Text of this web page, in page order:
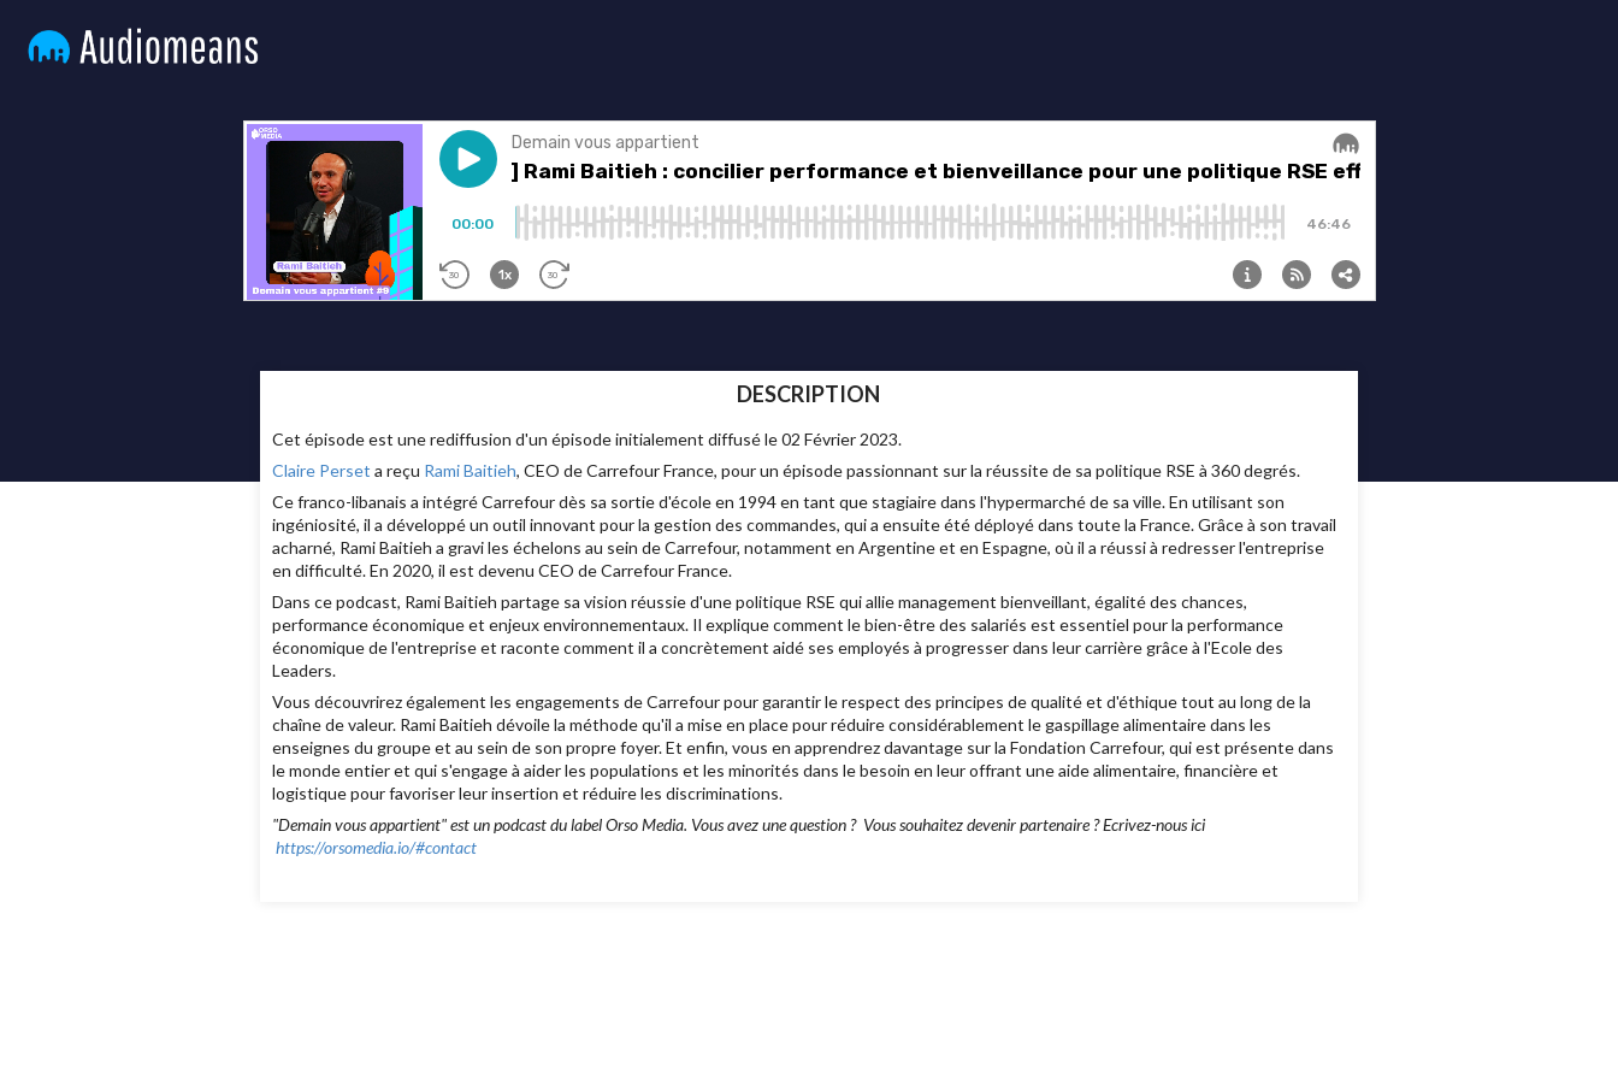
DESCRIPTION
Cet épisode est une rediffusion d'un épisode initialement diffusé le 02 Février 2023.
Claire Perset a reçu Rami Baitieh, CEO de Carrefour France, pour un épisode passionnant sur la réussite de sa politique RSE à 360 degrés.
Ce franco-libanais a intégré Carrefour dès sa sortie d'école en 1994 en tant que stagiaire dans l'hypermarché de sa ville. En utilisant son
ingéniosité, il a développé un outil innovant pour la gestion des commandes, qui a ensuite été déployé dans toute la France. Grâce à son travail
acharné, Rami Baitieh a gravi les échelons au sein de Carrefour, notamment en Argentine et en Espagne, où il a réussi à redresser l'entreprise
en difficulté. En 2020, il est devenu CEO de Carrefour France.
Dans ce podcast, Rami Baitieh partage sa vision réussie d'une politique RSE qui allie management bienveillant, égalité des chances,
performance économique et enjeux environnementaux. Il explique comment le bien-être des salariés est essentiel pour la performance
économique de l'entreprise et raconte comment il a concrètement aidé ses employés à progresser dans leur carrière grâce à l'Ecole des
Leaders.
Vous découvrirez également les engagements de Carrefour pour garantir le respect des principes de qualité et d'éthique tout au long de la
chaîne de valeur. Rami Baitieh dévoile la méthode qu'il a mise en place pour réduire considérablement le gaspillage alimentaire dans les
enseignes du groupe et au sein de son propre foyer. Et enfin, vous en apprendrez davantage sur la Fondation Carrefour, qui est présente dans
le monde entier et qui s'engage à aider les populations et les minorités dans le besoin en leur offrant une aide alimentaire, financière et
logistique pour favoriser leur insertion et réduire les discriminations.
"Demain vous appartient" est un podcast du label Orso Media. Vous avez une question ? Vous souhaitez devenir partenaire ? Ecrivez-nous ici
https://orsomedia.io/#contact